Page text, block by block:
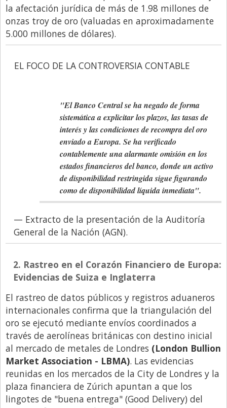
la afectación jurídica de más de 1.98 millones de
onzas troy de oro (valuadas en aproximadamente
5.000 millones de dólares).
EL FOCO DE LA CONTROVERSIA CONTABLE
"El Banco Central se ha negado de forma
sistemática a explicitar los plazos, las tasas de
interés y las condiciones de recompra del oro
enviado a Europa. Se ha verificado
contablemente una alarmante omisión en los
estados financieros del banco, donde un activo
de disponibilidad restringida sigue figurando
como de disponibilidad líquida inmediata".
— Extracto de la presentación de la Auditoría
General de la Nación (AGN).
2. Rastreo en el Corazón Financiero de Europa:
Evidencias de Suiza e Inglaterra
El rastreo de datos públicos y registros aduaneros
internacionales confirma que la triangulación del
oro se ejecutó mediante envíos coordinados a
través de aerolíneas británicas con destino inicial
al mercado de metales de Londres (London Bullion
Market Association - LBMA). Las evidencias
reunidas en los mercados de la City de Londres y la
plaza financiera de Zúrich apuntan a que los
lingotes de "buena entrega" (Good Delivery) del